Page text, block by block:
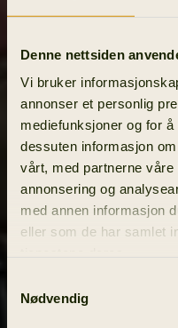
Denne nettsiden
Vi bruker
annonser et personlig
mediefunksjoner og for
dessuten informasjon
vårt, med partnerne våre
annonsering og
med annen informasjon
eller som de har samlet
Nødvendig